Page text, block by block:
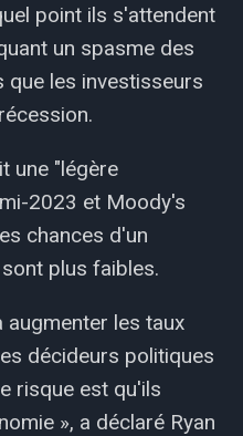
point ils s'attendent
un spasme des
les investisseurs
une "légère
2023 et Moody's
chances d'un
plus faibles.
augmenter les taux
décideurs politiques
risque est qu'ils
», a déclaré Ryan